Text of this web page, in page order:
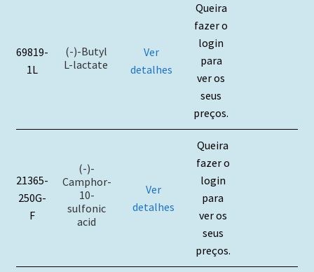
69819-
1L
(-)-Butyl
L-lactate
Ver
detalhes
Queira
fazer o
login
para
ver os
seus
preços.
21365-
250G-
F
(-)-
Camphor-
10-
sulfonic
acid
Ver
detalhes
Queira
fazer o
login
para
ver os
seus
preços.